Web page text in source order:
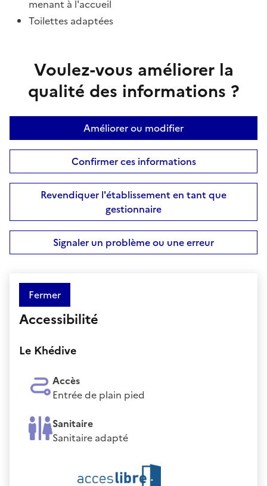
menant à l'accueil
Toilettes adaptées
Voulez-vous améliorer la
qualité des informations ?
Améliorer ou modifier
Confirmer ces informations
Revendiquer l'établissement en tant que
gestionnaire
Signaler un problème ou une erreur
Fermer
Accessibilité
Le Khédive
Accès
Entrée de plain pied
Sanitaire
Sanitaire adapté